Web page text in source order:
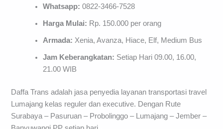
Whatsapp:0822-3466-7528
Harga Mulai: Rp. 150.000 per orang
Armada: Xenia, Avanza, Hiace, Elf, Medium Bus
Jam Keberangkatan: Setiap Hari 09.00, 16.00,
21.00 WIB
Daffa Trans adalah jasa penyedia layanan transportasi travel
Lumajang kelas reguler dan executive. Dengan Rute
Surabaya – Pasuruan – Probolinggo – Lumajang – Jember –